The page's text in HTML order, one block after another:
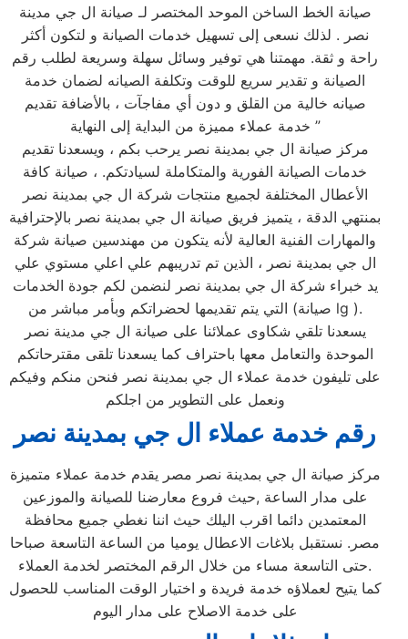
صيانة الخط الساخن الموحد المختصر لـ صيانة ال جي مدينة
نصر . لذلك نسعى إلى تسهيل خدمات الصيانة و لتكون أكثر
راحة و ثقة. مهمتنا هي توفير وسائل سهلة وسريعة لطلب رقم
الصيانة و تقدير سريع للوقت وتكلفة الصيانه لضمان خدمة
صيانه خالية من القلق و دون أي مفاجآت ، بالأضافة تقديم
خدمة عملاء مميزة من البداية إلى النهاية ”
مركز صيانة ال جي بمدينة نصر يرحب بكم ، ويسعدنا تقديم
خدمات الصيانة الفورية والمتكاملة لسيادتكم. ، صيانة كافة
الأعطال المختلفة لجميع منتجات شركة ال جي بمدينة نصر
بمنتهي الدقة ، يتميز فريق صيانة ال جي بمدينة نصر بالإحترافية
والمهارات الفنية العالية لأنه يتكون من مهندسين صيانة شركة
ال جي بمدينة نصر ، الذين تم تدريبهم علي اعلي مستوي علي
يد خبراء شركة ال جي بمدينة نصر لنضمن لكم جودة الخدمات
التي يتم تقديمها لحضراتكم وبأمر مباشر من (صيانة lg ).
يسعدنا تلقي شكاوى عملائنا على صيانة ال جي مدينة نصر
الموحدة والتعامل معها باحتراف كما يسعدنا تلقى مقترحاتكم
على تليفون خدمة عملاء ال جي بمدينة نصر فنحن منكم وفيكم
ونعمل على التطوير من اجلكم
رقم خدمة عملاء ال جي بمدينة نصر
مركز صيانة ال جي بمدينة نصر مصر يقدم خدمة عملاء متميزة
على مدار الساعة ,حيث فروع معارضنا للصيانة والموزعين
المعتمدين دائما اقرب اليلك حيث اننا نغطي جميع محافظة
مصر. نستقبل بلاغات الاعطال يوميا من الساعة التاسعة صباحا
حتى التاسعة مساء من خلال الرقم المختصر لخدمة العملاء.
كما يتيح لعملاؤه خدمة فريدة و اختيار الوقت المناسب للحصول
على خدمة الاصلاح على مدار اليوم